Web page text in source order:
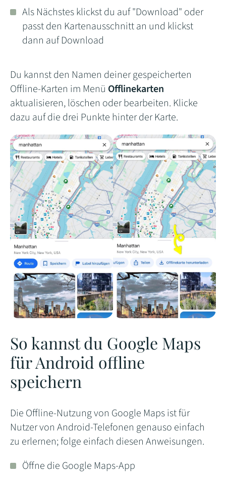
Als Nächstes klickst du auf "Download" oder
passt den Kartenausschnitt an und klickst
dann auf Download
Du kannst den Namen deiner gespeicherten
Offline-Karten im Menü Offlinekarten
aktualisieren, löschen oder bearbeiten. Klicke
dazu auf die drei Punkte hinter der Karte.
So kannst du Google Maps
für Android offline
speichern
Die Offline-Nutzung von Google Maps ist für
Nutzer von Android-Telefonen genauso einfach
zu erlernen; folge einfach diesen Anweisungen.
Öffne die Google Maps-App